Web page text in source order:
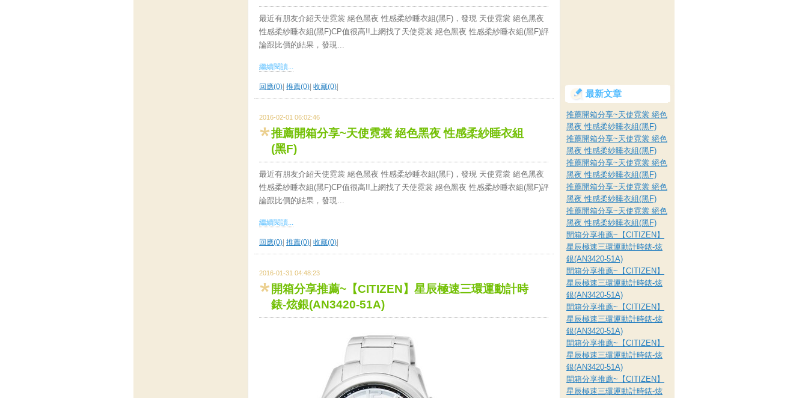
最近有朋友介紹天使霓裳 絕色黑夜 性感柔紗睡衣組(黑F)，發現 天使霓裳 絕色黑夜
性感柔紗睡衣組(黑F)CP值很高!!上網找了天使霓裳 絕色黑夜 性感柔紗睡衣組(黑F)評
論跟比價的結果，發現...
繼續閱讀...
回應(0) 推薦(0) 收藏(0)
2016-02-01 06:02:46
推薦開箱分享~天使霓裳 絕色黑夜 性感柔紗睡衣組
(黑F)
最近有朋友介紹天使霓裳 絕色黑夜 性感柔紗睡衣組(黑F)，發現 天使霓裳 絕色黑夜
性感柔紗睡衣組(黑F)CP值很高!!上網找了天使霓裳 絕色黑夜 性感柔紗睡衣組(黑F)評
論跟比價的結果，發現...
繼續閱讀...
回應(0) 推薦(0) 收藏(0)
2016-01-31 04:48:23
開箱分享推薦~【CITIZEN】星辰極速三環運動計時
錶-炫銀(AN3420-51A)
最新文章
推薦開箱分享~天使霓裳 絕色
黑夜 性感柔紗睡衣組(黑F)
推薦開箱分享~天使霓裳 絕色
黑夜 性感柔紗睡衣組(黑F)
推薦開箱分享~天使霓裳 絕色
黑夜 性感柔紗睡衣組(黑F)
推薦開箱分享~天使霓裳 絕色
黑夜 性感柔紗睡衣組(黑F)
推薦開箱分享~天使霓裳 絕色
黑夜 性感柔紗睡衣組(黑F)
開箱分享推薦~【CITIZEN】
星辰極速三環運動計時錶-炫
銀(AN3420-51A)
開箱分享推薦~【CITIZEN】
星辰極速三環運動計時錶-炫
銀(AN3420-51A)
開箱分享推薦~【CITIZEN】
星辰極速三環運動計時錶-炫
銀(AN3420-51A)
開箱分享推薦~【CITIZEN】
星辰極速三環運動計時錶-炫
銀(AN3420-51A)
開箱分享推薦~【CITIZEN】
星辰極速三環運動計時錶-炫